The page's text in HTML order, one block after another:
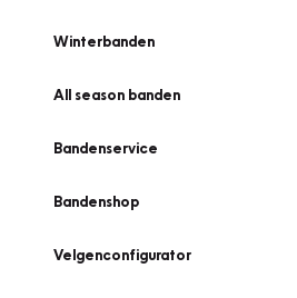
Winterbanden
All season banden
Bandenservice
Bandenshop
Velgenconfigurator